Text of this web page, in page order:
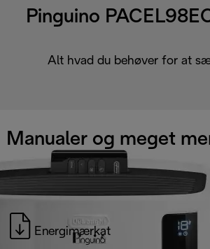
Pinguino
Alt hvad du behøver for at
Manualer og meget
Energimærkat